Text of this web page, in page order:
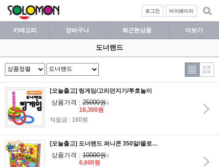
마이페이지
로그인
카테고리 장바구니 최근본상품 더보기
도너랜드
[오늘출고] 링게임/고리던지기/투호놀이
상품가격 : 25000원↓
16,300원
적립금 : 160원
[오늘출고] 도너랜드 퍼니콘 350알/물로붙이는점토/매직콘/옥수수전분콘/수수깡/플레이콘
상품가격 : 10000원↓
6,600원